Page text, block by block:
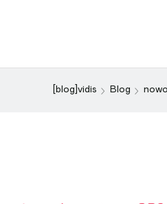
[blog]vidis Blog